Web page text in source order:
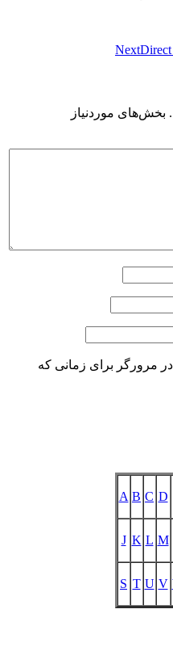
Next
بخش‌های موردنیاز
مرورگر برای زمانی که
D
C
B
A
M
L
K
J
V
U
T
S